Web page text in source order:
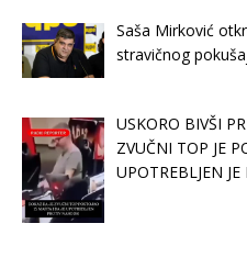
Saša Mirković
stravičnog
USKORO BIVŠI
ZVUČNI TOP JE
UPOTREBLJEN